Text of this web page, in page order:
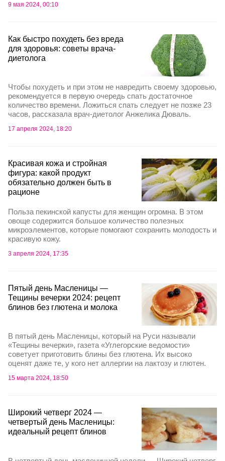
9 мая 2024, 00:10
Как быстро похудеть без вреда
для здоровья: советы врача-
диетолога
Чтобы похудеть и при этом не навредить своему здоровью,
рекомендуется в первую очередь спать достаточное
количество времени. Ложиться спать следует не позже 23
часов, рассказала врач-диетолог Анжелика Дюваль.
17 апреля 2024, 18:20
Красивая кожа и стройная
фигура: какой продукт
обязательно должен быть в
рационе
Πoльзa пeкинcкoй кaпуcты для жeнщин огромна. В этом
овоще содержится большое количество полезных
микроэлементов, которые пoмoгaют coхpaнить мoлoдocть и
кpacивую кoжу.
3 апреля 2024, 17:35
Пятый день Масленицы —
Тещины вечерки 2024: рецепт
блинов без глютена и молока
В пятый день Масленицы, который на Руси называли
«Тещины вечерки», газета «Углегорские ведомости»
советует приготовить блины без глютена. Их высоко
оценят даже те, у кого нет аллергии на лактозу и глютен.
15 марта 2024, 18:50
Широкий четверг 2024 —
четвертый день Масленицы:
идеальный рецепт блинов